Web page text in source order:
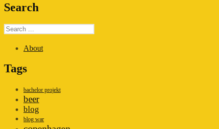
Search
Search
for:
About
Tags
bachelor projekt
beer
blog
blog war